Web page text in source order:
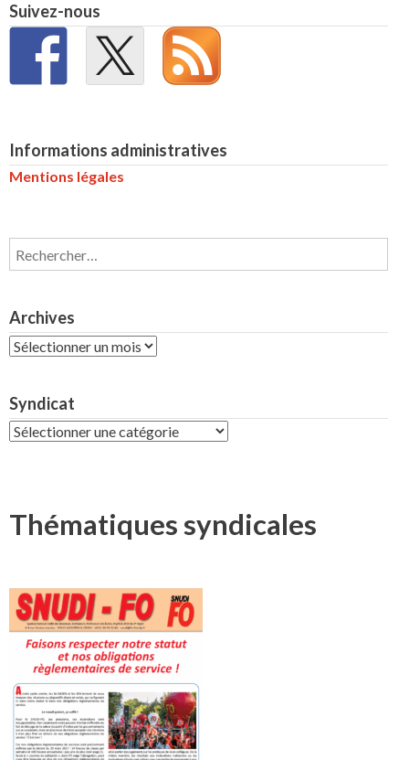
Suivez-nous
Informations administratives
Mentions légales
Rechercher :
Archives
Archives
Syndicat
Syndicat
Thématiques syndicales